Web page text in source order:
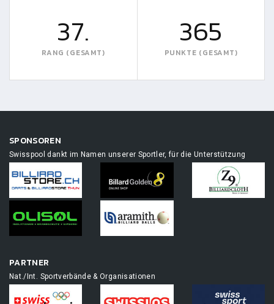
37.
RANG (GESAMT)
365
PUNKTE (GESAMT)
SPONSOREN
Swisspool dankt im Namen unserer Sportler, für die Unterstützung
PARTNER
Nat./Int. Sportverbände & Organisationen